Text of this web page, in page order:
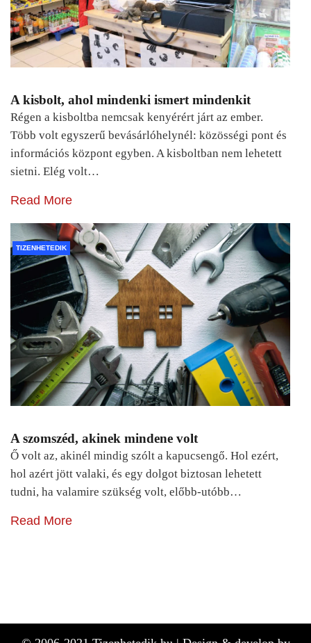
A kisbolt, ahol mindenki ismert mindenkit
Régen a kisboltba nemcsak kenyérért járt az ember.
Több volt egyszerű bevásárlóhelynél: közösségi pont és
információs központ egyben. A kisboltban nem lehetett
sietni. Elég volt…
Read More
TIZENHETEDIK
A szomszéd, akinek mindene volt
Ő volt az, akinél mindig szólt a kapucsengő. Hol ezért,
hol azért jött valaki, és egy dolgot biztosan lehetett
tudni, ha valamire szükség volt, előbb-utóbb…
Read More